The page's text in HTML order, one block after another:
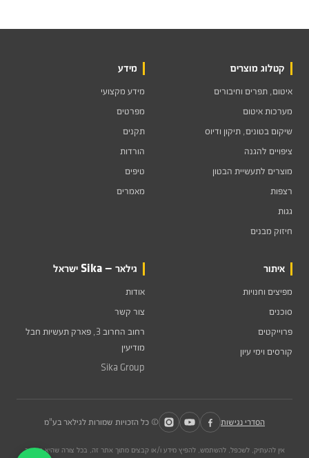
קטלוג מוצרים
איטום, תפרים וחיבורים
מערכות איטום
שיקום בטונים, תיקון ודיוס
ציפויים להגנה
מוצרים לתעשיית הבטון
רצפות
גגות
חיזוק מבנים
מידע
מידע מקצועי
מפרטים
תקנים
הורדות
טיפים
מאמרים
איתור
מפיצים וחנויות
סוכנים
פרוייקטים
קורסים וימי עיון
גילאר — Sika ישראל
אודות
צור קשר
רחוב החרוב 3, פארק תעשיות חבל
מודיעין
Sika Group
הסדרי נגישות © כל הזכויות שמורות לגילאר בע"מ
אין להעתיק, לשכפל, להשתמש, להפיץ מידע ו/או קבצים מתוך אתר זה, בכל צורה שהיא הן דרך